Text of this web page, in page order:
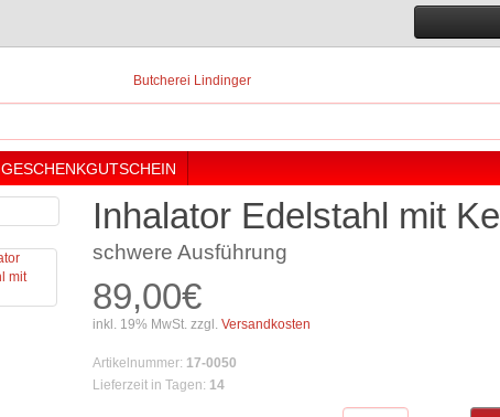
GESCHENKGUTSCHEIN
Inhalator Edelstahl mit
schwere Ausführung
89,00€
inkl. 19% MwSt. zzgl.Versandkosten
Artikelnummer: 17-0050
Lieferzeit in Tagen: 14